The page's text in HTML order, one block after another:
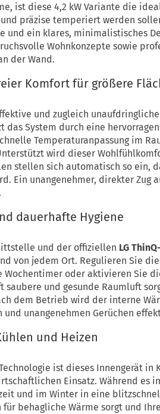
ist diese 4,2 kW Variante die
präzise temperiert werden
ein klares, minimalistisches
Wohnkonzepte sowie
der Wand.
Komfort für größere
und zugleich
das System durch eine
Temperaturanpassung im
wird dieser
stellen sich automatisch so ein,
Ein unangenehmer, direkter Zug
dauerhafte Hygiene
und der offiziellen LG
von jedem Ort. Regulieren Sie
oder aktivieren Sie
saubere und gesunde Raumluft
dem Betrieb wird der interne
unangenehmen Gerüchen
und Heizen
ist dieses Innengerät in
Einsatz. Während es
und im Winter in eine
behagliche Wärme sorgt und